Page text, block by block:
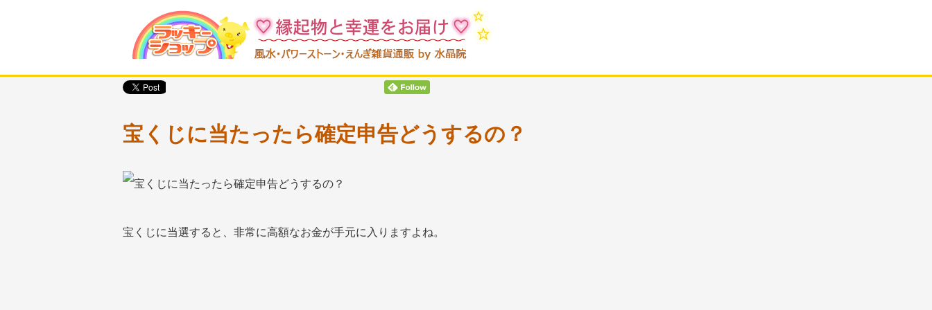
宝くじに当たったら確定申告どうするの？
宝くじに当選すると、非常に高額なお金が手元に入りますよね。